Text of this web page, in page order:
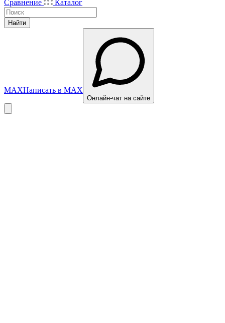
Сравнение
Каталог
Найти
MAXНаписать в MAX
Онлайн-чат на сайте